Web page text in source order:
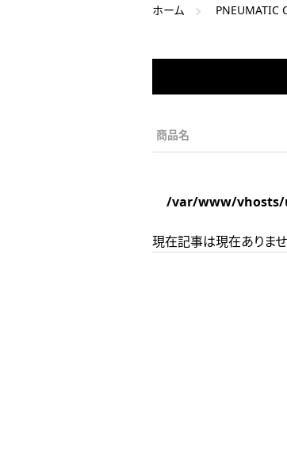
ホーム PNEUMATIC
商品名
/var/www/vhosts/
現在記事は現在ありませ